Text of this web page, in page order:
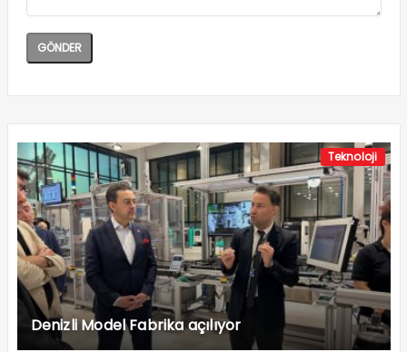
Teknoloji
Denizli Model Fabrika açılıyor